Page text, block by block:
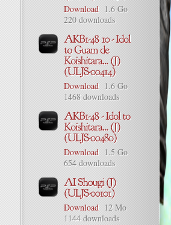
Download 1.6 Go
220 downloads
Download 1.6 Go
1468 downloads
Download 1.5 Go
654 downloads
Download 12 Mo
1144 downloads